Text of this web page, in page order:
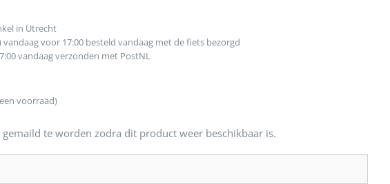
in Utrecht
voor 17:00 besteld vandaag met de fiets bezorgd
vandaag verzonden met PostNL
voorraad)
te worden zodra dit product weer beschikbaar is.